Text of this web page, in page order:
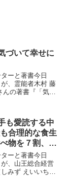
づいて幸せに
ーと著書今日
、霊能者木村 藤
んの著書『「気づ
ことなども「気
か...
も愛読する中
合理的な食生
物を７割、動
べる」
ーと著書今日
、山王総合経営
みず えいいち）